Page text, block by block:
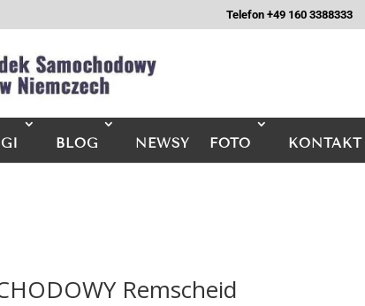
Telefon +49 160 3388333
BLOG NEWSY FOTO KONTAKT
Remscheid